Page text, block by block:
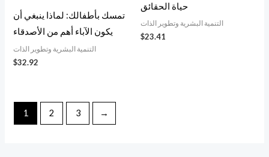
تمسك بأطفالك: لماذا ينبغي أن
يكون الآباء أهم من الأصدقاء
التنمية البشرية وتطوير الذات
$32.92
حياة الحقائق
التنمية البشرية وتطوير الذات
$23.41
1 2 3 →